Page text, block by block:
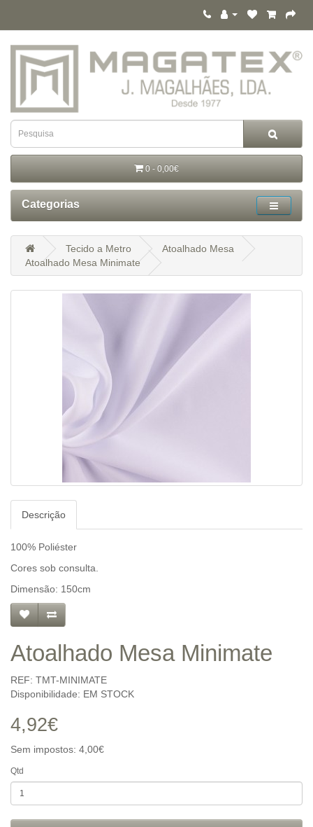
0 - 0,00€
Categorias
Tecido a Metro
Atoalhado Mesa
Atoalhado Mesa Minimate
Descrição
100% Poliéster
Cores sob consulta.
Dimensão: 150cm
Atoalhado Mesa Minimate
REF: TMT-MINIMATE
Disponibilidade: EM STOCK
4,92€
Sem impostos: 4,00€
Qtd